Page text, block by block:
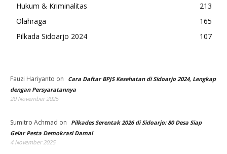
Hukum & Kriminalitas
213
Olahraga
165
Pilkada Sidoarjo 2024
107
Fauzi Hariyanto on
Cara Daftar BPJS Kesehatan di Sidoarjo 2024, Lengkap
dengan Persyaratannya
20 November 2025
Sumitro Achmad on
Pilkades Serentak 2026 di Sidoarjo: 80 Desa Siap
Gelar Pesta Demokrasi Damai
4 November 2025